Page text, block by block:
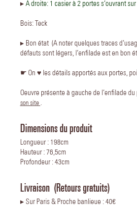
▸ A droite: 1 casier à 2 portes s’ouvrant
Bois: Teck
▸ Bon état (A noter quelques traces
défauts sont légers, l’enfilade est en bon
☛ On ♥️ les détails apportés aux portes,
Oeuvre présente à gauche de l’enfilade
son site .
Dimensions du produit
Longueur : 198cm
Hauteur : 76,5cm
Profondeur : 43cm
Livraison (Retours gratuits)
▸ Sur Paris & Proche banlieue : 40€